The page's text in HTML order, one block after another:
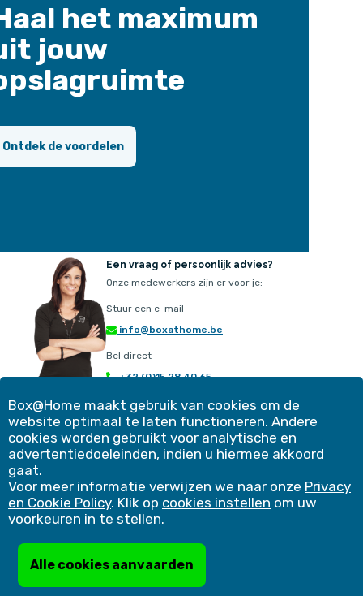
het maximum
jouw
Ontdek de voordelen
Een vraag of persoonlijk advies?
Onze medewerkers zijn er voor je:
Stuur een e-mail
info@boxathome.be
Bel direct
+32 (0)15 28 40 65
Ons aanbod
Werkwijze
Simulatie
Voordelen
Veelgestelde vragen
Contact
Klantervaringen
Blog
Bedrijfsoplossingen
Copyright 2026 |Cookies instellen|Privacy & Cookie Policy|
Algemene voorwaarden|Niet-toegelaten producten
Verzekeringsattest
Box@Home maakt gebruik van cookies om de
website optimaal te laten functioneren. Andere
cookies worden gebruikt voor analytische en
advertentiedoeleinden, indien u hiermee akkoord
gaat.
Voor meer informatie verwijzen we naar onze Privacy
en Cookie Policy. Klik op cookies instellen om uw
voorkeuren in te stellen.